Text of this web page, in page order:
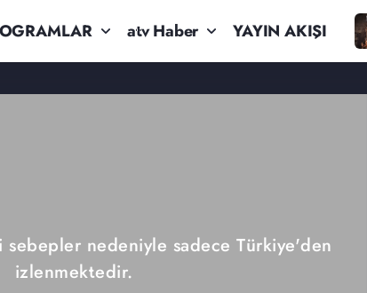
atv Haber YAYIN AKIŞI
sebepler nedeniyle sadece Türkiye'den
izlenmektedir.